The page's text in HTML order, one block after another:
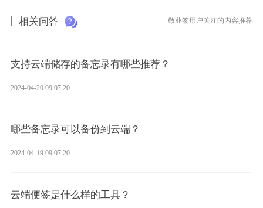
相关问答 敬业签用户关注的内容推荐
支持云端储存的备忘录有哪些推荐？
2024-04-20 09:07:20
哪些备忘录可以备份到云端？
2024-04-19 09:07:20
云端便签是什么样的工具？